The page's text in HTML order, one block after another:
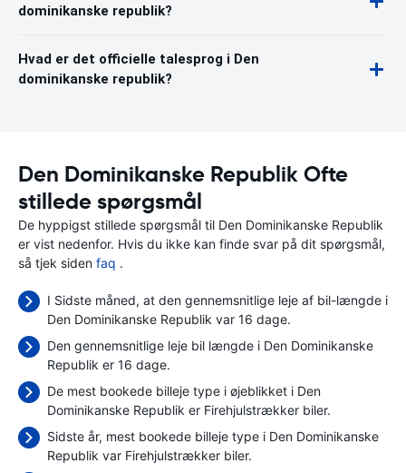
dominikanske republik?
Hvad er det officielle talesprog i Den
dominikanske republik?
Den Dominikanske Republik Ofte
stillede spørgsmål
De hyppigst stillede spørgsmål til Den Dominikanske Republik
er vist nedenfor. Hvis du ikke kan finde svar på dit spørgsmål,
så tjek siden faq .
I Sidste måned, at den gennemsnitlige leje af bil-længde i
Den Dominikanske Republik var 16 dage.
Den gennemsnitlige leje bil længde i Den Dominikanske
Republik er 16 dage.
De mest bookede billeje type i øjeblikket i Den
Dominikanske Republik er Firehjulstrækker biler.
Sidste år, mest bookede billeje type i Den Dominikanske
Republik var Firehjulstrækker biler.